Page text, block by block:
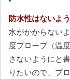
防水性はないよう
水がかからない
度プローブ（温
さないようにと
りたいので、プ